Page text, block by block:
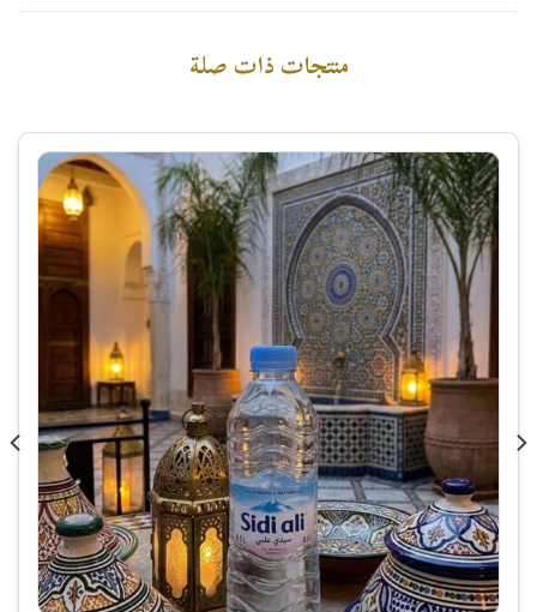
منتجات ذات صلة